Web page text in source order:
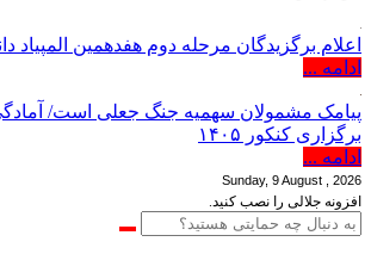
اعلام برگزیدگان مرحله دوم هفدهمین المپیاد
ادامه ...
پیامک مشمولان سهمیه جنگ جعلی است/
برگزاری کنکور ۱۴۰۵
ادامه ...
Sunday, 9 August , 2026
افزونه جلالی را نصب کنید.